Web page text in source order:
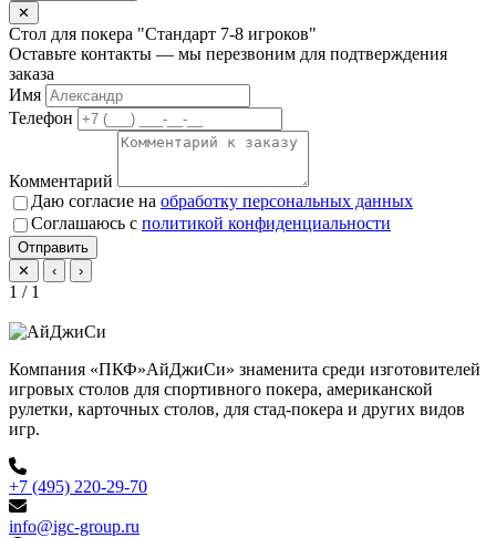
✕
Стол для покера "Стандарт 7-8 игроков"
Оставьте контакты — мы перезвоним для подтверждения
заказа
Имя
Телефон
Комментарий
Даю согласие на обработку персональных данных
Соглашаюсь с политикой конфиденциальности
Отправить
✕
‹ ›
1 / 1
Компания «ПКФ»АйДжиСи» знаменита среди изготовителей
игровых столов для спортивного покера, американской
рулетки, карточных столов, для стад-покера и других видов
игр.
+7 (495) 220-29-70
info@igc-group.ru